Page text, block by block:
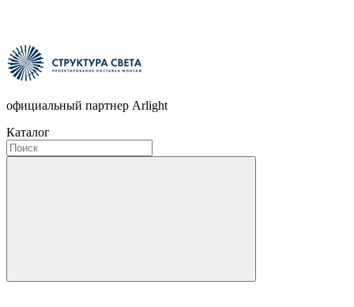
официальный партнер Arlight
Каталог